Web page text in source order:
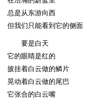
总是从东游向西
但我们只能看到它的侧面
要是白天
它的眼睛是红的
披挂着白云做的鳞片
晃动着白云做的尾巴
它张合的白云嘴